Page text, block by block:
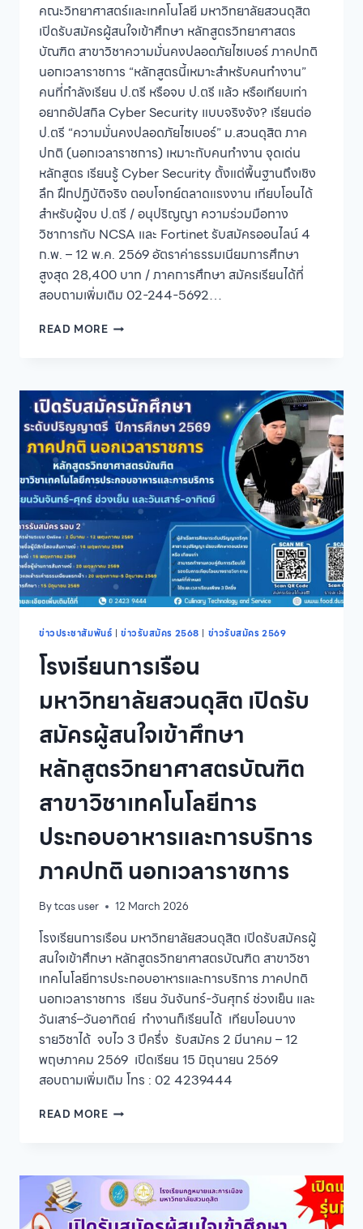
คณะวิทยาศาสตร์และเทคโนโลยี มหาวิทยาลัยสวนดุสิต
เปิดรับสมัครผู้สนใจเข้าศึกษา หลักสูตรวิทยาศาสตร
บัณฑิต สาขาวิชาความมั่นคงปลอดภัยไซเบอร์ ภาคปกติ
นอกเวลาราชการ “หลักสูตรนี้เหมาะสำหรับคนทำงาน”
คนที่กำลังเรียน ป.ตรี หรือจบ ป.ตรี แล้ว หรือเทียบเท่า
อยากอัปสกิล Cyber Security แบบจริงจัง? เรียนต่อ
ป.ตรี “ความมั่นคงปลอดภัยไซเบอร์” ม.สวนดุสิต ภาค
ปกติ (นอกเวลาราชการ) เหมาะกับคนทำงาน จุดเด่น
หลักสูตร เรียนรู้ Cyber Security ตั้งแต่พื้นฐานถึงเชิง
ลึก ฝึกปฏิบัติจริง ตอบโจทย์ตลาดแรงงาน เทียบโอนได้
สำหรับผู้จบ ป.ตรี / อนุปริญญา ความร่วมมือทาง
วิชาการกับ NCSA และ Fortinet รับสมัครออนไลน์ 4
ก.พ. – 12 พ.ค. 2569 อัตราค่าธรรมเนียมการศึกษา
สูงสุด 28,400 บาท / ภาคการศึกษา สมัครเรียนได้ที่
สอบถามเพิ่มเติม 02-244-5692…
READ MOREคณะ
มหาวิทยาลัย
สวนดุสิต
เปิด
รับ
สมัคร
ผู้
สนใจ
เข้า
ศึกษา
หลักสูตร
วิทยา
ศาสตร
บัณฑิต
สาขา
ความ
ปลอดภัย
ภาค
นอก
เวลา
ราชการ
ข่าวประชาสัมพันธ์ | ข่าวรับสมัคร 2568 | ข่าวรับสมัคร 2569
โรงเรียนการเรือน
มหาวิทยาลัยสวนดุสิต เปิดรับ
สมัครผู้สนใจเข้าศึกษา
หลักสูตรวิทยาศาสตรบัณฑิต
สาขาวิชาเทคโนโลยีการ
ประกอบอาหารและการบริการ
ภาคปกติ นอกเวลาราชการ
Bytcas user 12 March 2026
โรงเรียนการเรือน มหาวิทยาลัยสวนดุสิต เปิดรับสมัครผู้
สนใจเข้าศึกษา หลักสูตรวิทยาศาสตรบัณฑิต สาขาวิชา
เทคโนโลยีการประกอบอาหารและการบริการ ภาคปกติ
นอกเวลาราชการ เรียน วันจันทร์-วันศุกร์ ช่วงเย็น และ
วันเสาร์–วันอาทิตย์ ทำงานก็เรียนได้ เทียบโอนบาง
รายวิชาได้ จบไว 3 ปีครึ่ง รับสมัคร 2 มีนาคม – 12
พฤษภาคม 2569 เปิดเรียน 15 มิถุนายน 2569
สอบถามเพิ่มเติม โทร : 02 4239444
READ MOREโรงเรียน
เปิด
รับ
สมัคร
ผู้